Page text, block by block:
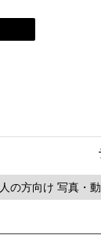
の方向け 写真・